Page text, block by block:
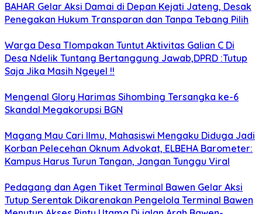
BAHAR Gelar Aksi Damai di Depan Kejati Jateng, Desak
Penegakan Hukum Transparan dan Tanpa Tebang Pilih
Warga Desa Tlompakan Tuntut Aktivitas Galian C Di
Desa Ndelik Tuntang Bertanggung Jawab,DPRD :Tutup
Saja Jika Masih Ngeyel !!
Mengenal Glory Harimas Sihombing Tersangka ke-6
Skandal Megakorupsi BGN
Magang Mau Cari Ilmu, Mahasiswi Mengaku Diduga Jadi
Korban Pelecehan Oknum Advokat, ELBEHA Barometer:
Kampus Harus Turun Tangan, Jangan Tunggu Viral
Pedagang dan Agen Tiket Terminal Bawen Gelar Aksi
Tutup Serentak Dikarenakan Pengelola Terminal Bawen